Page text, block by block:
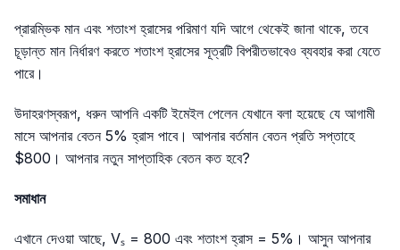
প্রারম্ভিক মান এবং শতাংশ হ্রাসের পরিমাণ যদি আগে থেকেই জানা থাকে, তবে
চূড়ান্ত মান নির্ধারণ করতে শতাংশ হ্রাসের সূত্রটি বিপরীতভাবেও ব্যবহার করা যেতে
পারে।
উদাহরণস্বরূপ, ধরুন আপনি একটি ইমেইল পেলেন যেখানে বলা হয়েছে যে আগামী
মাসে আপনার বেতন 5% হ্রাস পাবে। আপনার বর্তমান বেতন প্রতি সপ্তাহে
$800। আপনার নতুন সাপ্তাহিক বেতন কত হবে?
সমাধান
এখানে দেওয়া আছে, Vₛ = 800 এবং শতাংশ হ্রাস = 5%। আসুন আপনার